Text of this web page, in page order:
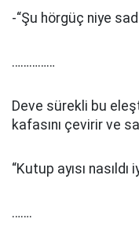
-“Şu hörgüç niye
……………
Deve sürekli bu
kafasını çevirir ve
“Kutup ayısı nasıldı
…….